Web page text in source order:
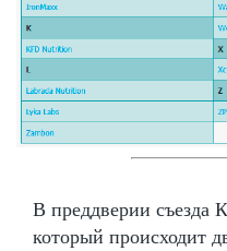
В преддверии съезда
который происходит